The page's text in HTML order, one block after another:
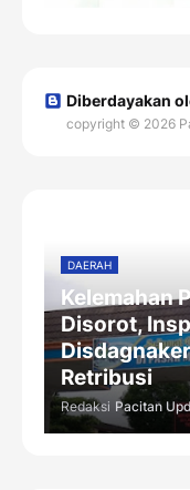
Diberdayakan
copyright © 2026
DAERAH
Kelemahan
Disorot,
Retribusi
Redaksi Pacitan